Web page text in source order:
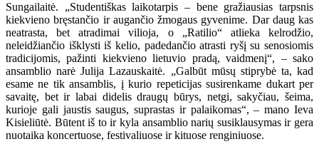
Sungailaitė. „Studentiškas laikotarpis – bene gražiausias tarpsnis
kiekvieno bręstančio ir augančio žmogaus gyvenime. Dar daug kas
neatrasta, bet atradimai vilioja, o „Ratilio“ atlieka kelrodžio,
neleidžiančio išklysti iš kelio, padedančio atrasti ryšį su senosiomis
tradicijomis, pažinti kiekvieno lietuvio pradą, vaidmenį“, – sako
ansamblio narė Julija Lazauskaitė. „Galbūt mūsų stiprybė ta, kad
esame ne tik ansamblis, į kurio repeticijas susirenkame dukart per
savaitę, bet ir labai didelis draugų būrys, netgi, sakyčiau, šeima,
kurioje gali jaustis saugus, suprastas ir palaikomas“, – mano Ieva
Kisieliūtė. Būtent iš to ir kyla ansamblio narių susiklausymas ir gera
nuotaika koncertuose, festivaliuose ir kituose renginiuose.